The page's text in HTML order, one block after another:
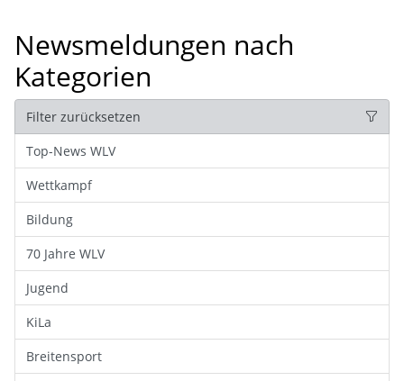
Newsmeldungen nach
Kategorien
Filter zurücksetzen
Top-News WLV
Wettkampf
Bildung
70 Jahre WLV
Jugend
KiLa
Breitensport